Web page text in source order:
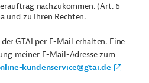
nachzukommen. (Art. 6
und zu Ihren Rechten.
GTAI per E-Mail erhalten. Eine
meiner E-Mail-Adresse zum
kundenservice@gtai.de